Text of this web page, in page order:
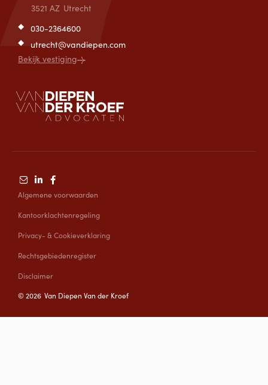
3521 AZ Utrecht
030-2364600
utrecht@vandiepen.com
Bekijk vestiging
© 2026 Van Diepen Van der Kroef
Algemene voorwaarden
Kantoorklachtenregeling
Privacy- & Cookieverklaring
Rechtsgebiedenregister
Disclaimer